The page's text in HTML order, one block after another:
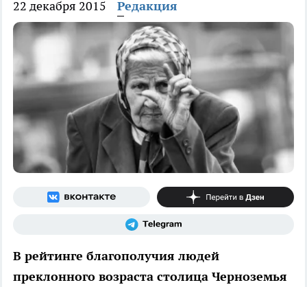
22 декабря 2015 Редакция
В рейтинге благополучия людей
преклонного возраста столица Черноземья